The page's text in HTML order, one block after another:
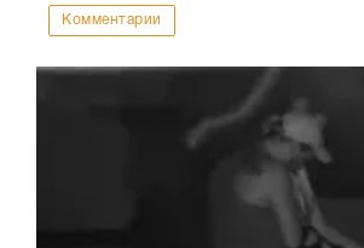
Комментарии